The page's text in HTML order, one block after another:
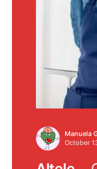
Manuela
October